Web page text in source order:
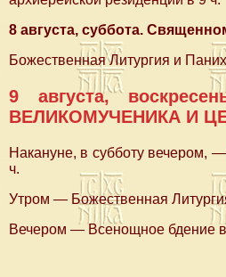
8 августа, суббота.
Божественная Литургия и
9 августа,
ВЕЛИКОМУЧЕНИКА И
Накануне, в субботу вечером,
ч.
Утром — Божественная
Вечером — Всенощное бдение